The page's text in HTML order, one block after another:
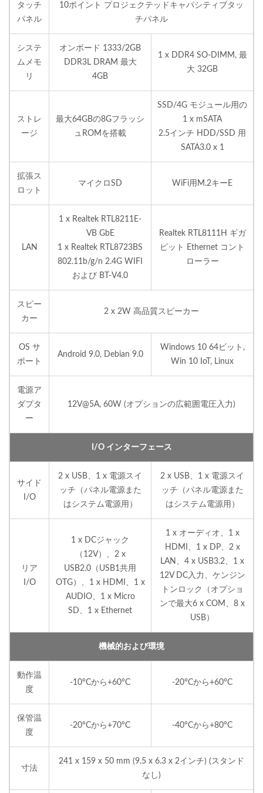
タッチ
パネル
10ポイント プロジェクテッドキャパシティブタッ
チパネル
システ
ムメモ
リ
オンボード 1333/2GB
DDR3L DRAM 最大
4GB
1 x DDR4 SO-DIMM, 最
大 32GB
ストレ
ージ
最大64GBの8Gフラッシ
ュROMを搭載
SSD/4G モジュール用の
1 x mSATA
2.5インチ HDD/SSD 用
SATA3.0 x 1
拡張ス
ロット
マイクロSD WiFi用M.2キーE
LAN
1 x Realtek RTL8211E-
VB GbE
1 x Realtek RTL8723BS
802.11b/g/n 2.4G WIFI
および BT-V4.0
Realtek RTL8111H ギガ
ビット Ethernet コント
ローラー
スピー
カー
2 x 2W 高品質スピーカー
OS サ
ポート
Android 9.0, Debian 9.0
Windows 10 64ビット,
Win 10 IoT, Linux
電源ア
ダプタ
ー
12V@5A, 60W (オプションの広範囲電圧入力)
I/O インターフェース
サイド
I/O
2 x USB、1 x 電源スイ
ッチ（パネル電源また
はシステム電源用）
2 x USB、1 x 電源スイ
ッチ（パネル電源また
はシステム電源用）
リア
I/O
1 x DCジャック
（12V）、2 x
USB2.0（USB1共用
OTG）、1 x HDMI、1 x
AUDIO、1 x Micro
SD、1 x Ethernet
1 x オーディオ、1 x
HDMI、1 x DP、2 x
LAN、4 x USB3.2、1 x
12V DC入力、ケンジン
トンロック（オプショ
ンで最大6 x COM、8 x
USB）
機械的および環境
動作温
度
-10°Cから+60°C -20°Cから+60°C
保管温
度
-20°Cから+70°C -40°Cから+80°C
寸法
241 x 159 x 50 mm (9.5 x 6.3 x 2インチ) (スタンド
なし)